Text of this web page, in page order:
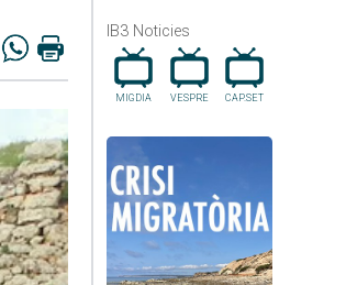
IB3 Noticies
MIGDIA VESPRE CAP.SET